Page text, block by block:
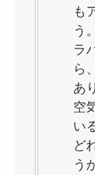
も
う。
ラ
ら
あ
空
い
ど
う